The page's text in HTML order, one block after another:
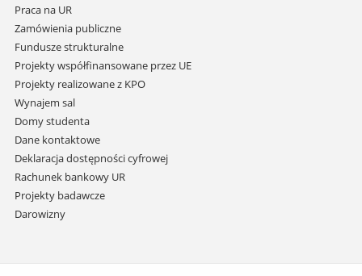
Praca na UR
Zamówienia publiczne
Fundusze strukturalne
Projekty współfinansowane przez UE
Projekty realizowane z KPO
Wynajem sal
Domy studenta
Dane kontaktowe
Deklaracja dostępności cyfrowej
Rachunek bankowy UR
Projekty badawcze
Darowizny